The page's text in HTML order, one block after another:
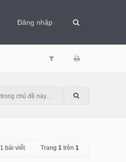
Đăng nhập
1 bài viết Trang 1 trên 1